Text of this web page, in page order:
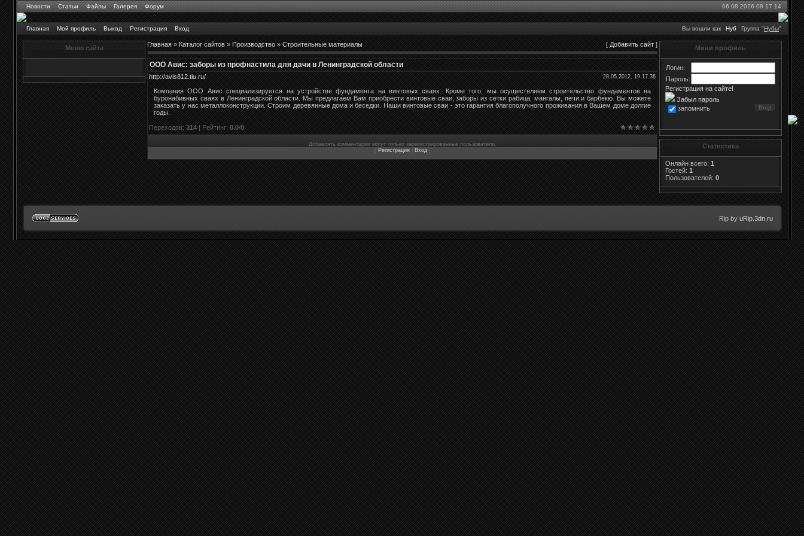
Новости Статьи Файлы Галерея Форум 06.08.2026 08.17.14
Главная Мой профиль Выход Регистрация Вход Вы вошли как Нуб Группа "Нубы"
Меню сайта Главная»Каталог сайтов»Производство»Строительные материалы [Добавить сайт]
ООО Авис: заборы из профнастила для дачи в Ленинградской области
http://avis812.tiu.ru/ 28.05.2012, 19.17.36
Компания ООО Авис специализируется на устройстве фундамента на винтовых сваях. Кроме того, мы осуществляем строительство фундаментов на
буронабивных сваях в Ленинградской области. Мы предлагаем Вам приобрести винтовые сваи, заборы из сетки рабица, мангалы, печи и барбекю. Вы можете
заказать у нас металлоконструкции. Строим деревянные дома и беседки. Наши винтовые сваи - это гарантия благополучного проживания в Вашем доме долгие
годы.
Переходов:314|Рейтинг:0.0/0
Добавлять комментарии могут только зарегистрированные пользователи.
Регистрация| Вход]
Мини профиль
Логин:
Пароль:
Регистрация на сайте!
Забыл пароль
запомнить
Статистика
Онлайн всего: 1
Гостей: 1
Пользователей: 0
Rip by uRip.3dn.ru